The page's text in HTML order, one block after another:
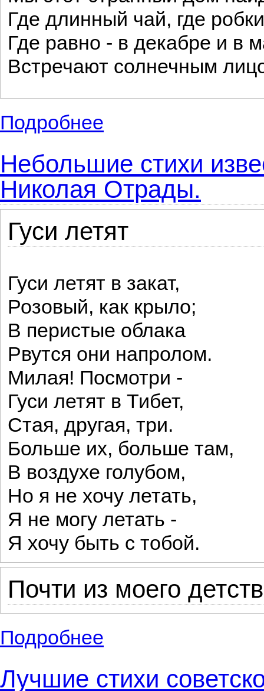
Где длинный чай, где
Где равно - в декабре и в
Встречают солнечным
Подробнее
Небольшие стихи
Николая Отрады.
Гуси летят
Гуси летят в закат,
Розовый, как крыло;
В перистые облака
Рвутся они напролом.
Милая! Посмотри -
Гуси летят в Тибет,
Стая, другая, три.
Больше их, больше там,
В воздухе голубом,
Но я не хочу летать,
Я не могу летать -
Я хочу быть с тобой.
Почти из моего
Подробнее
Лучшие стихи